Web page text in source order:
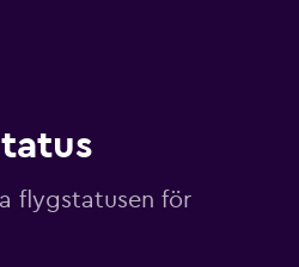
flygstatusen för